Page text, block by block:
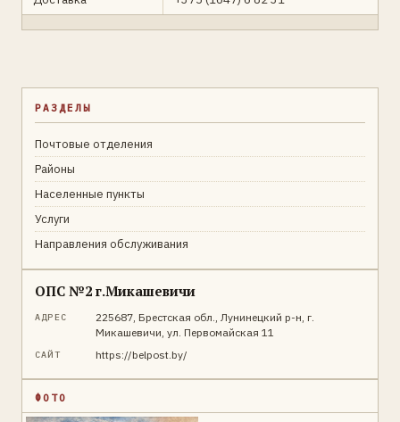
РАЗДЕЛЫ
Почтовые отделения
Районы
Населенные пункты
Услуги
Направления обслуживания
ОПС №2 г.Микашевичи
АДРЕС
225687, Брестская обл., Лунинецкий р-н, г.
Микашевичи, ул. Первомайская 11
САЙТ https://belpost.by/
ФОТО